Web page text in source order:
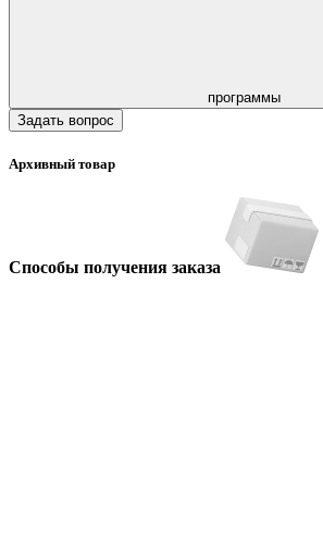
программы
Задать вопрос
Архивный товар
Способы получения заказа